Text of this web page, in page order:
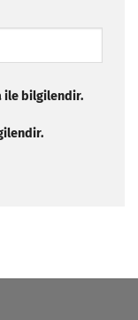
ile bilgilendir.